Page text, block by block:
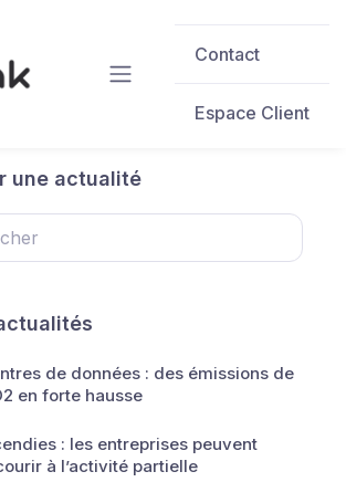
Contact
Espace Client
une actualité
de données : des émissions de
en forte hausse
: les entreprises peuvent
à l’activité partielle